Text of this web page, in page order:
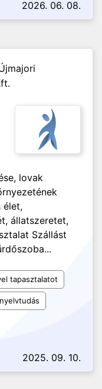
2026. 06. 08.
lovak
élet,
állatszeretet,
Szállást
tapasztalatot
2025. 09. 10.